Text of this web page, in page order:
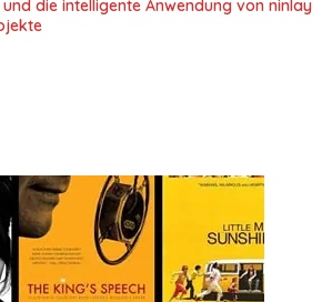
und die intelligente Anwendung von ninlay